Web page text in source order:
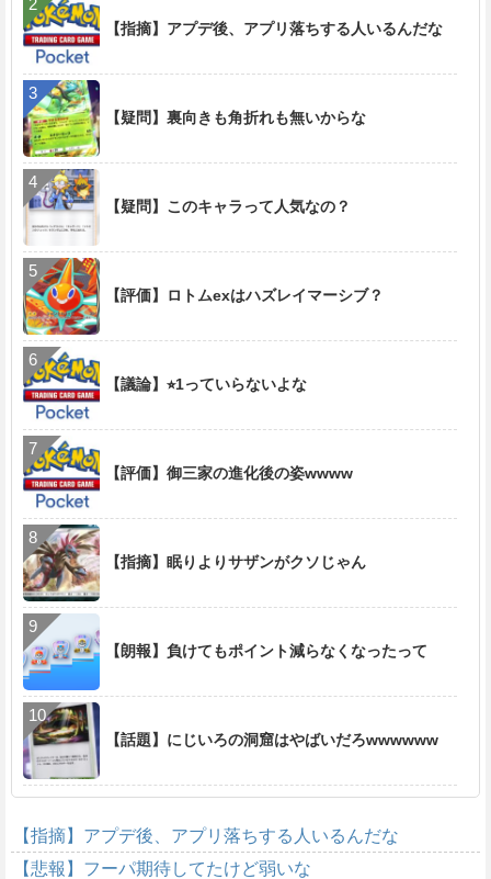
【指摘】アプデ後、アプリ落ちする人いるんだな
【疑問】裏向きも角折れも無いからな
【疑問】このキャラって人気なの？
【評価】ロトムexはハズレイマーシブ？
【議論】⭐︎1っていらないよな
【評価】御三家の進化後の姿wwww
【指摘】眠りよりサザンがクソじゃん
【朗報】負けてもポイント減らなくなったって
【話題】にじいろの洞窟はやばいだろwwwwww
【指摘】アプデ後、アプリ落ちする人いるんだな
【悲報】フーパ期待してたけど弱いな